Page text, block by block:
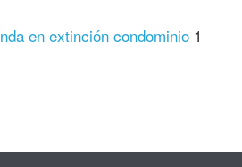
en extinción condominio 1